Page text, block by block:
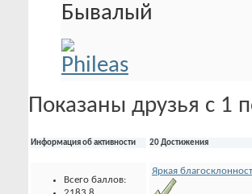
Бывалый
Показаны друзья с 1
Информация об активности
Всего баллов:
20 Достижения
Яркая